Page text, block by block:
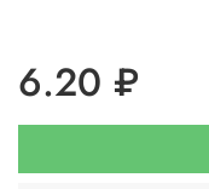
6.20 ₽